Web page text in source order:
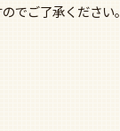
でご了承ください。